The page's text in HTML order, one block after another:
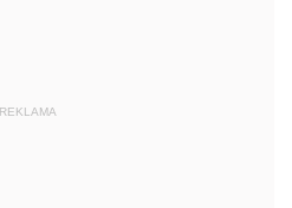
REKLAMA